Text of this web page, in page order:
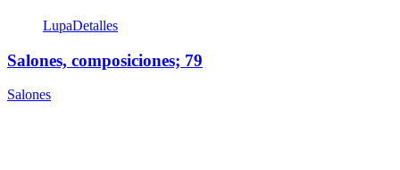
LupaDetalles
Salones, composiciones; 79
Salones